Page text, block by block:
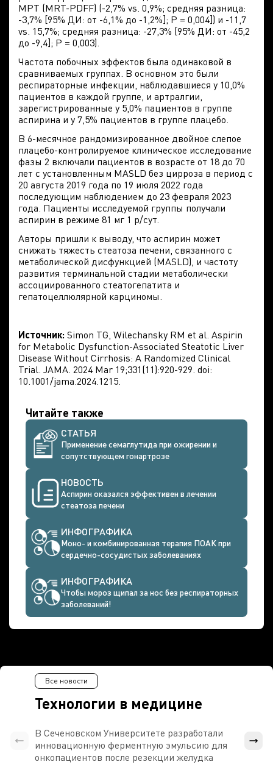
МРТ (MRT-PDFF) (-2,7% vs. 0,9%; средняя разница:
-3,7% [95% ДИ: от -6,1% до -1,2%]; P = 0,004]) и -11,7
vs. 15,7%; средняя разница: -27,3% [95% ДИ: от -45,2
до -9,4]; P = 0,003).
Частота побочных эффектов была одинаковой в
сравниваемых группах. В основном это были
респираторные инфекции, наблюдавшиеся у 10,0%
пациентов в каждой группе, и артралгии,
зарегистрированные у 5,0% пациентов в группе
аспирина и у 7,5% пациентов в группе плацебо.
В 6-месячное рандомизированное двойное слепое
плацебо-контролируемое клиническое исследование
фазы 2 включали пациентов в возрасте от 18 до 70
лет с установленным MASLD без цирроза в период с
20 августа 2019 года по 19 июля 2022 года
последующим наблюдением до 23 февраля 2023
года. Пациенты исследуемой группы получали
аспирин в режиме 81 мг 1 р/сут.
Авторы пришли к выводу, что аспирин может
снижать тяжесть стеатоза печени, связанного с
метаболической дисфункцией (MASLD), и частоту
развития терминальной стадии метаболически
ассоциированного стеатогепатита и
гепатоцеллюлярной карциномы.
Источник: Simon TG, Wilechansky RM et al. Aspirin
for Metabolic Dysfunction-Associated Steatotic Liver
Disease Without Cirrhosis: A Randomized Clinical
Trial. JAMA. 2024 Mar 19;331(11):920-929. doi:
10.1001/jama.2024.1215.
Читайте также
СТАТЬЯ
Применение семаглутида при ожирении и
сопутствующем гонартрозе
НОВОСТЬ
Аспирин оказался эффективен в лечении
стеатоза печени
ИНФОГРАФИКА
Моно- и комбинированная терапия ПОАК при
сердечно-сосудистых заболеваниях
ИНФОГРАФИКА
Чтобы мороз щипал за нос без респираторных
заболеваний!
Технологии в медицине
Все новости
В Сеченовском Университете разработали
инновационную ферментную эмульсию для
онкопациентов после резекции желудка